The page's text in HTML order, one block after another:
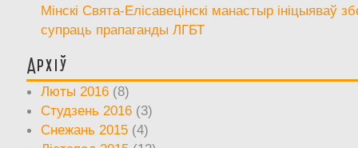
Мінскі Свята-Елісавецінскі манастыр ініцыяваў
супраць прапаганды ЛГБТ
Архіў
Люты 2016 (8)
Студзень 2016 (3)
Снежань 2015 (4)